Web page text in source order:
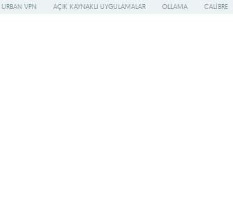
URBAN VPN AÇIK KAYNAKLI UYGULAMALAR OLLAMA CALIBRE